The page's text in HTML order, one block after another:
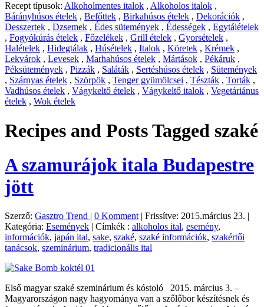
Recept típusok: Alkoholmentes italok , Alkoholos italok ,
Bárányhúsos ételek , Befőttek , Birkahúsos ételek , Dekorációk ,
Desszertek , Dzsemek , Édes sütemények , Édességek , Egytálételek
, Fogyókúrás ételek , Főzelékek , Grill ételek , Gyorsételek ,
Halételek , Hidegtálak , Húsételek , Italok , Köretek , Krémek ,
Lekvárok , Levesek , Marhahúsos ételek , Mártások , Pékáruk ,
Péksütemények , Pizzák , Saláták , Sertéshúsos ételek , Sütemények
, Szárnyas ételek , Szörpök , Tenger gyümölcsei , Tészták , Torták ,
Vadhúsos ételek , Vágykeltő ételek , Vágykeltő italok , Vegetáriánus
ételek , Wok ételek
Recipes and Posts Tagged szaké
A szamurájok itala Budapestre
jött
Szerző: Gasztro Trend | 0 Komment | Frissítve: 2015.március 23. |
Kategória: Események | Címkék : alkoholos ital, esemény,
információk, japán ital, sake, szaké, szaké információk, szakértői
tanácsok, szeminárium, tradicionális ital
Első magyar szaké szeminárium és kóstoló 2015. március 3. –
Magyarországon nagy hagyománya van a szőlőbor készítésnek és